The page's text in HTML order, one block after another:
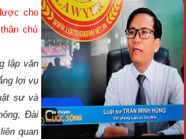
cho
chủ
lập văn
lợi vụ
sư và
Đài
quan